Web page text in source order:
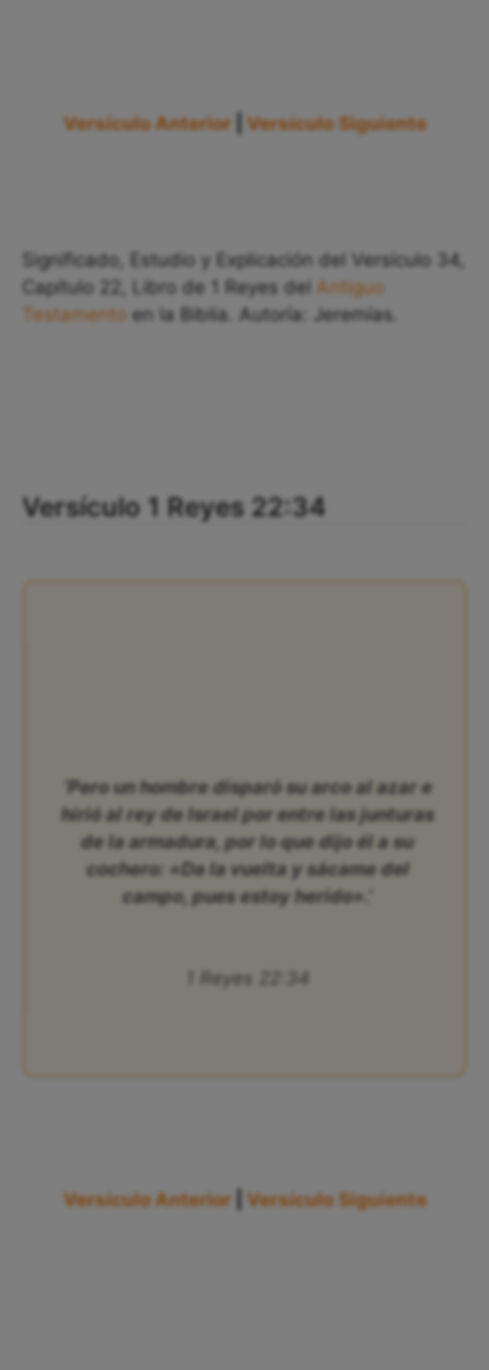
Versículo Anterior Versículo Siguiente
Significado, Estudio y Explicación del Versículo 34,
Capítulo 22, Libro de 1 Reyes del Antiguo
Testamento en la Biblia. Autoría: Jeremías.
Versículo 1 Reyes 22:34
‘Pero un hombre disparó su arco al azar e
hirió al rey de Israel por entre las junturas
de la armadura, por lo que dijo él a su
cochero: «Da la vuelta y sácame del
campo, pues estoy herido».’
1 Reyes 22:34
Versículo Anterior Versículo Siguiente